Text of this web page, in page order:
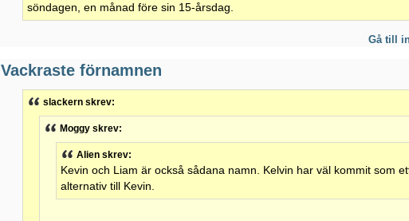
söndagen, en månad före sin 15-årsdag.
Gå till
Vackraste förnamnen
slackern skrev:
Moggy skrev:
Alien skrev:
Kevin och Liam är också sådana namn. Kelvin har väl kommit som
alternativ till Kevin.